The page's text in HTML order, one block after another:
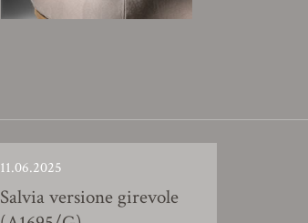
11.06.2025
Salvia versione girevole